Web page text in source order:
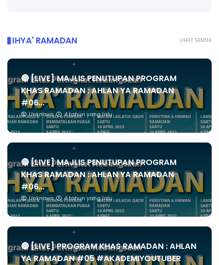
LIHAT SEMUA
IHYA' RAMADAN
🔴 [LIVE] MAJLIS PENUTUPAN PROGRAM
KHAS RAMADAN : AHLAN YA RAMADAN
#06...
Unknown 4 tahun yang lalu
🔴 [LIVE] MAJLIS PENUTUPAN PROGRAM
KHAS RAMADAN : AHLAN YA RAMADAN
#06...
Unknown 4 tahun yang lalu
🔴 [LIVE] PROGRAM KHAS RAMADAN : AHLAN
YA RAMADAN #05 #AKADEMIYOUTUBER